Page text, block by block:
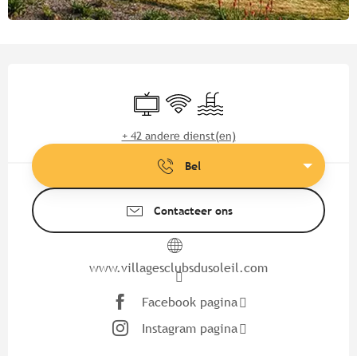
Televisie
Wifi Zwembad
+ 42 andere dienst(en)
Bel
Contacteer ons
www.villagesclubsdusoleil.com
Facebook pagina
Instagram pagina